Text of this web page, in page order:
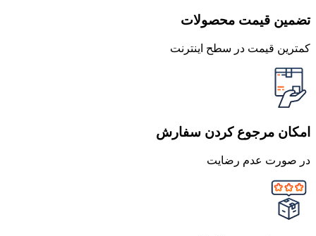
تضمین قیمت محصولات
کمترین قیمت در سطح اینترنت
امکان مرجوع کردن سفارش
در صورت عدم رضایت